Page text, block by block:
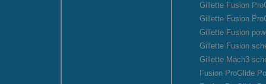
Gillette Fusion
Gillette Fusion
Gillette Fusion
Gillette Fusion
Gillette Mach3
Fusion ProGlide